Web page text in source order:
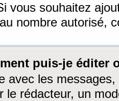
vous souhaitez
nombre autorisé,
puis-je éditer
avec les
le rédacteur, un